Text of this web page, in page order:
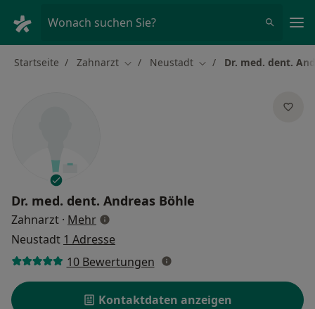
Wonach suchen Sie?
Startseite Zahnarzt Stadt ändern
Neustadt Stadt ändern
Dr. med. dent.
Dr. med. dent. Andreas Böhle
Zahnarzt · Mehrüber Spezialisierungen
Neustadt 1 Adresse
10 Bewertungen
Kontaktdaten anzeigen